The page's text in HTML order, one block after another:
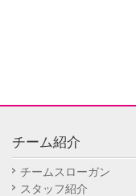
チーム紹介
チームスローガン
スタッフ紹介